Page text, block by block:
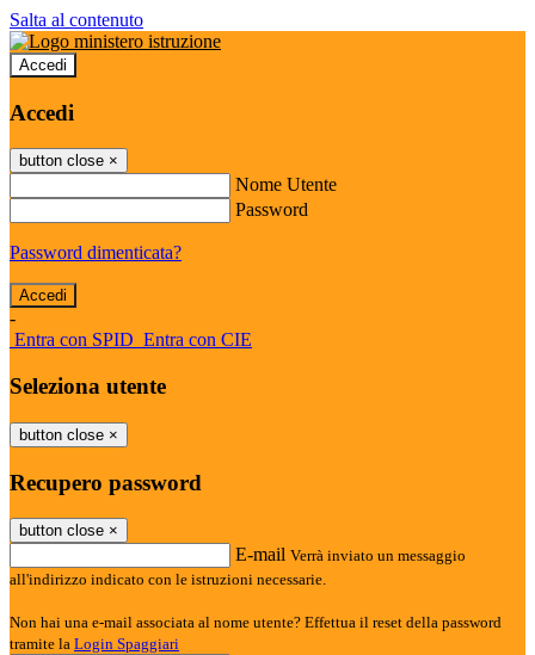
Salta al contenuto
Accedi
Accedi
button close ×
Nome Utente
Password
Password dimenticata?
-
Entra con SPID Entra con CIE
Seleziona utente
button close ×
Recupero password
button close ×
E-mail Verrà inviato un messaggio
all'indirizzo indicato con le istruzioni necessarie.
Non hai una e-mail associata al nome utente? Effettua il reset della password
tramite la Login Spaggiari